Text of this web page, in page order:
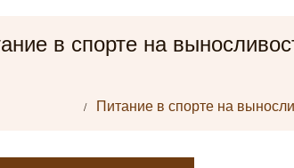
в спорте на
Питание в спорте на